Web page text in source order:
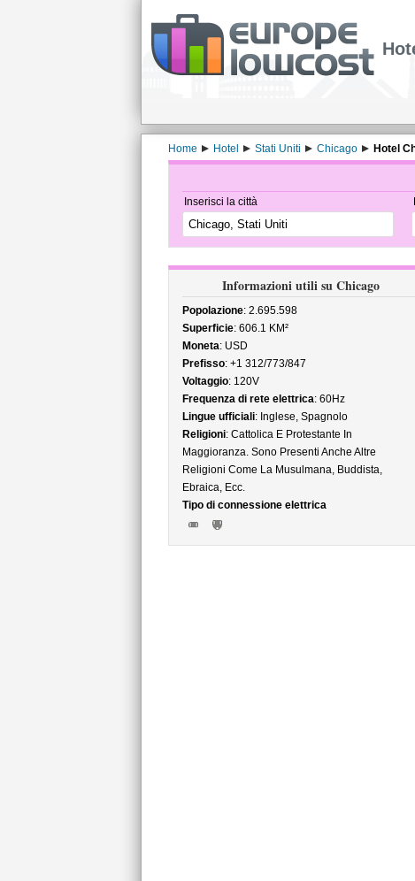
Home Hotel Stati Uniti Chicago Hotel
Inserisci la città
Informazioni utili su Chicago
Popolazione: 2.695.598
Superficie: 606.1 KM²
Moneta: USD
Prefisso: +1 312/773/847
Voltaggio: 120V
Frequenza di rete elettrica: 60Hz
Lingue ufficiali: Inglese, Spagnolo
Religioni: Cattolica E Protestante In
Maggioranza. Sono Presenti Anche Altre
Religioni Come La Musulmana, Buddista,
Ebraica, Ecc.
Tipo di connessione elettrica